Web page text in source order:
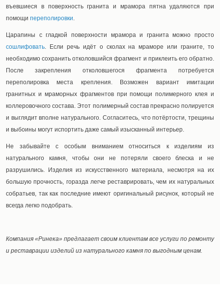
въевшиеся в поверхность гранита и мрамора пятна удаляются при
помощи переполировки.
Царапины с гладкой поверхности мрамора и гранита можно просто
сошлифовать. Если речь идёт о сколах на мраморе или граните, то
необходимо сохранить отколовшийся фрагмент и приклеить его обратно.
После закрепления отколовшегося фрагмента потребуется
переполировка места крепления. Возможен вариант имитации
гранитных и мраморных фрагментов при помощи полимерного клея и
коллеровочного состава. Этот полимерный состав прекрасно полируется
и выглядит вполне натурального. Согласитесь, что потёртости, трещины
и выбоины могут испортить даже самый изысканный интерьер.
Не забывайте с особым вниманием относиться к изделиям из
натурального камня, чтобы они не потеряли своего блеска и не
разрушились. Изделия из искусственного материала, несмотря на их
большую прочность, горазда легче реставрировать, чем их натуральных
собратьев, так как последние имеют оригинальный рисунок, который не
всегда легко подобрать.
Компания «Ринека» предлагает своим клиентам все услуги по ремонту
и реставрации изделий из натурального камня по выгодным ценам.